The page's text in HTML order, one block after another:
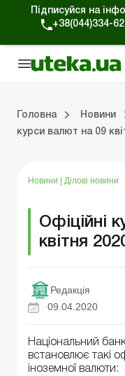
Підписуйся на
+38(044)334-
Головна Новини
курси валют на 09
Новини Ділові новини
Офіційні
квітня
Редакція
09.04.2020
Національний
встановлює такі
іноземної валюти: